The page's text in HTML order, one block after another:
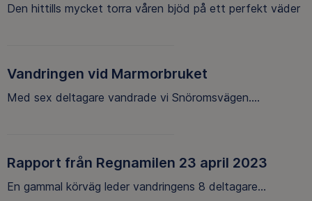
Den hittills mycket torra våren bjöd på ett perfekt väder
Vandringen vid Marmorbruket
Med sex deltagare vandrade vi Snöromsvägen....
Rapport från Regnamilen 23 april 2023
En gammal körväg leder vandringens 8 deltagare...